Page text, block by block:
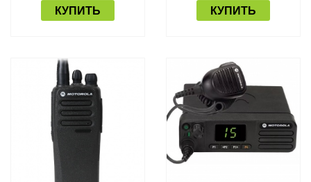
КУПИТЬ
КУПИТЬ